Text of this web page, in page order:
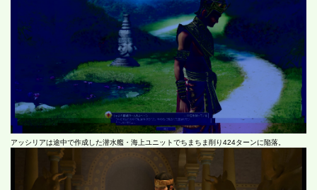
アッシリアは途中で作成した潜水艦・海上ユニットでちまちま削り424ターンに陥落。